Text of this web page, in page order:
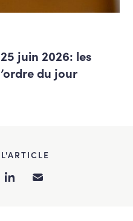
juin 2026: les
du jour